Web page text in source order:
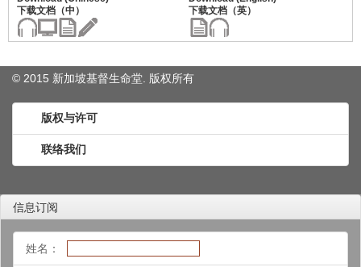
© 2015 新加坡基督生命堂. 版权所有
版权与许可
联络我们
信息订阅
姓名：